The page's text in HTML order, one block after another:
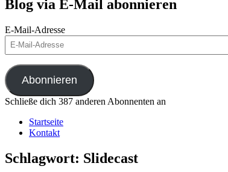
Blog via E-Mail abonnieren
E-Mail-Adresse
Abonnieren
Schließe dich 387 anderen Abonnenten an
Startseite
Kontakt
Schlagwort: Slidecast